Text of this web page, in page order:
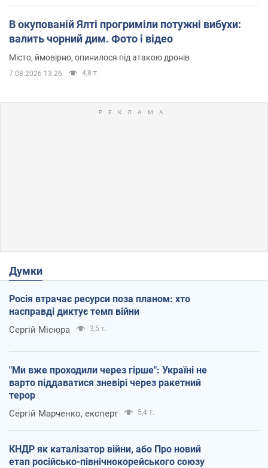
В окупованій Ялті прогриміли потужні вибухи:
валить чорний дим. Фото і відео
Місто, ймовірно, опинилося під атакою дронів
7.08.2026 13:26 4,8 т.
Думки
Росія втрачає ресурси поза планом: хто
насправді диктує темп війни
Сергій Місюра 3,5 т.
"Ми вже проходили через гірше": Україні не
варто піддаватися зневірі через ракетний
терор
Сергій Марченко, експерт 5,4 т.
КНДР як каталізатор війни, або Про новий
етап російсько-північнокорейського союзу